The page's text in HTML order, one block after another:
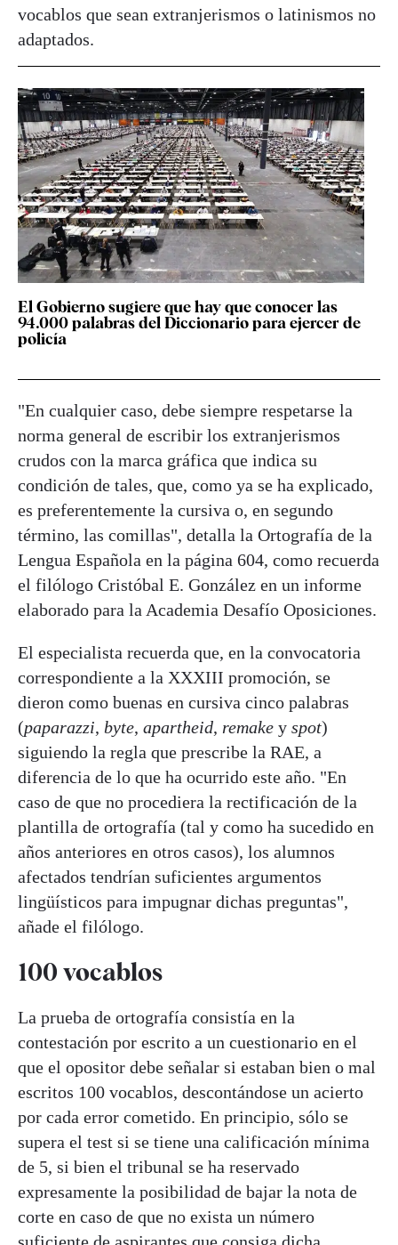
vocablos que sean extranjerismos o latinismos no
adaptados.
El Gobierno sugiere que hay que conocer las
94.000 palabras del Diccionario para ejercer de
policía
"En cualquier caso, debe siempre respetarse la
norma general de escribir los extranjerismos
crudos con la marca gráfica que indica su
condición de tales, que, como ya se ha explicado,
es preferentemente la cursiva o, en segundo
término, las comillas", detalla la Ortografía de la
Lengua Española en la página 604, como recuerda
el filólogo Cristóbal E. González en un informe
elaborado para la Academia Desafío Oposiciones.
El especialista recuerda que, en la convocatoria
correspondiente a la XXXIII promoción, se
dieron como buenas en cursiva cinco palabras
(paparazzi, byte, apartheid, remake y spot)
siguiendo la regla que prescribe la RAE, a
diferencia de lo que ha ocurrido este año. "En
caso de que no procediera la rectificación de la
plantilla de ortografía (tal y como ha sucedido en
años anteriores en otros casos), los alumnos
afectados tendrían suficientes argumentos
lingüísticos para impugnar dichas preguntas",
añade el filólogo.
100 vocablos
La prueba de ortografía consistía en la
contestación por escrito a un cuestionario en el
que el opositor debe señalar si estaban bien o mal
escritos 100 vocablos, descontándose un acierto
por cada error cometido. En principio, sólo se
supera el test si se tiene una calificación mínima
de 5, si bien el tribunal se ha reservado
expresamente la posibilidad de bajar la nota de
corte en caso de que no exista un número